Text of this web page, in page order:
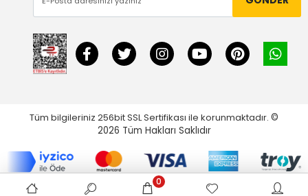
Tüm bilgileriniz 256bit SSL Sertifikası ile korunmaktadır. ©
2026 Tüm Hakları Saklıdır
0